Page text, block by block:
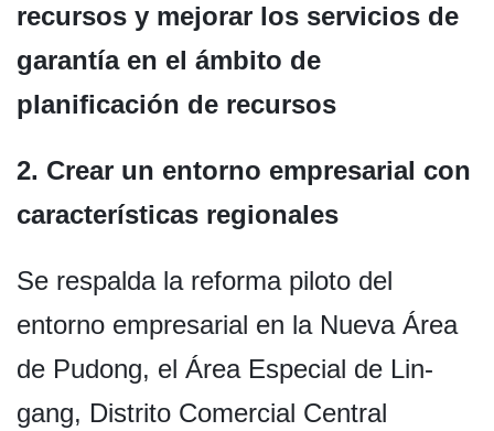
recursos y mejorar los servicios de
garantía en el ámbito de
planificación de recursos
2. Crear un entorno empresarial con
características regionales
Se respalda la reforma piloto del
entorno empresarial en la Nueva Área
de Pudong, el Área Especial de Lin-
gang, Distrito Comercial Central